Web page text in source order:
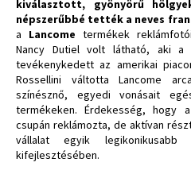
kiválasztott, gyönyörű
népszerűbbé tették a neves
a Lancome termékek
Nancy Dutiel volt látható, aki
tevékenykedett az amerikai
Rossellini váltotta Lancome
színésznő, egyedi vonásait
termékeken. Érdekesség, hogy
csupán reklámozta, de aktívan
vállalat egyik
kifejlesztésében.